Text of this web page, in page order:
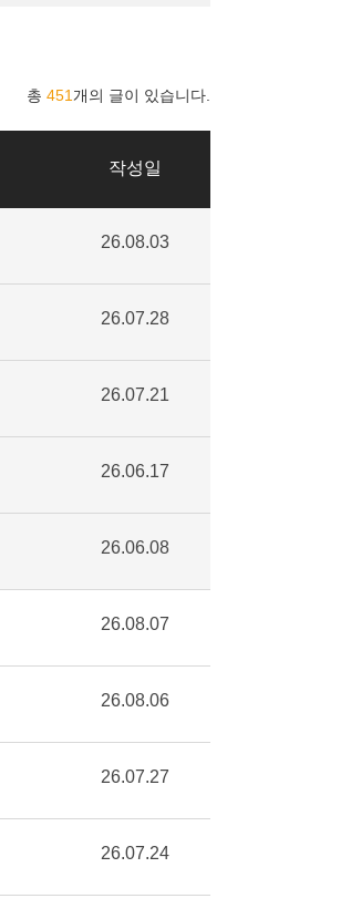
총 451 개의 글이 있습니다.
작성일
26.08.03
26.07.28
26.07.21
26.06.17
26.06.08
26.08.07
26.08.06
26.07.27
26.07.24